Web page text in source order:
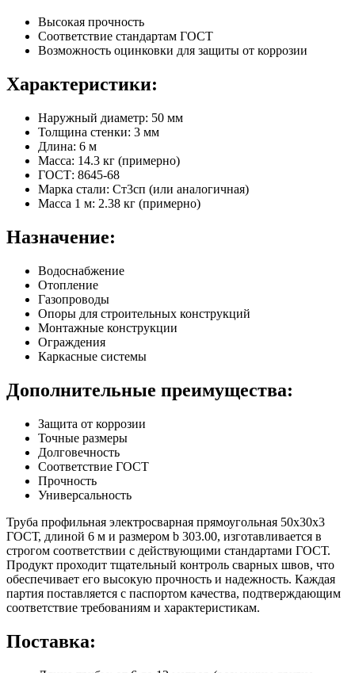
Высокая прочность
Соответствие стандартам ГОСТ
Возможность оцинковки для защиты от коррозии
Характеристики:
Наружный диаметр: 50 мм
Толщина стенки: 3 мм
Длина: 6 м
Масса: 14.3 кг (примерно)
ГОСТ: 8645-68
Марка стали: Ст3сп (или аналогичная)
Масса 1 м: 2.38 кг (примерно)
Назначение:
Водоснабжение
Отопление
Газопроводы
Опоры для строительных конструкций
Монтажные конструкции
Ограждения
Каркасные системы
Дополнительные преимущества:
Защита от коррозии
Точные размеры
Долговечность
Соответствие ГОСТ
Прочность
Универсальность
Труба профильная электросварная прямоугольная 50х30х3
ГОСТ, длиной 6 м и размером b 303.00, изготавливается в
строгом соответствии с действующими стандартами ГОСТ.
Продукт проходит тщательный контроль сварных швов, что
обеспечивает его высокую прочность и надежность. Каждая
партия поставляется с паспортом качества, подтверждающим
соответствие требованиям и характеристикам.
Поставка: